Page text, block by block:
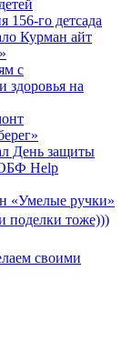
156-го детсада
Курман айт
с
здоровья на
День защиты
Help
«Умелые ручки»
тоже)))
своими